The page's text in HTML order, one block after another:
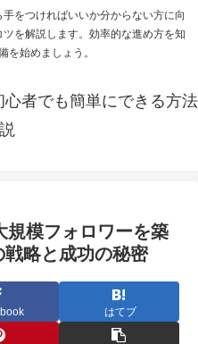
をつければいいか分からない方に向
を解説します。効率的な進め方を知
を始めましょう。
者でも簡単にできる方法
模フォロワーを築
戦略と成功の秘密
はてブ